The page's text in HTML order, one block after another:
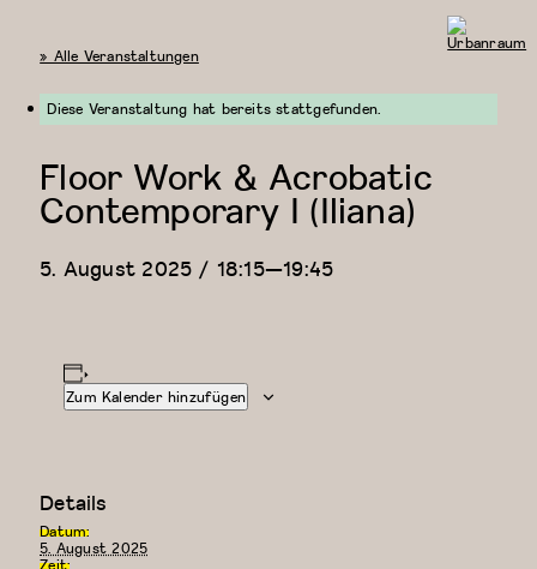
« Alle Veranstaltungen
Diese Veranstaltung hat bereits stattgefunden.
Floor Work & Acrobatic
Contemporary I (Iliana)
5. August 2025 / 18:15—19:45
Zum Kalender hinzufügen
Details
Datum:
5. August 2025
Zeit: